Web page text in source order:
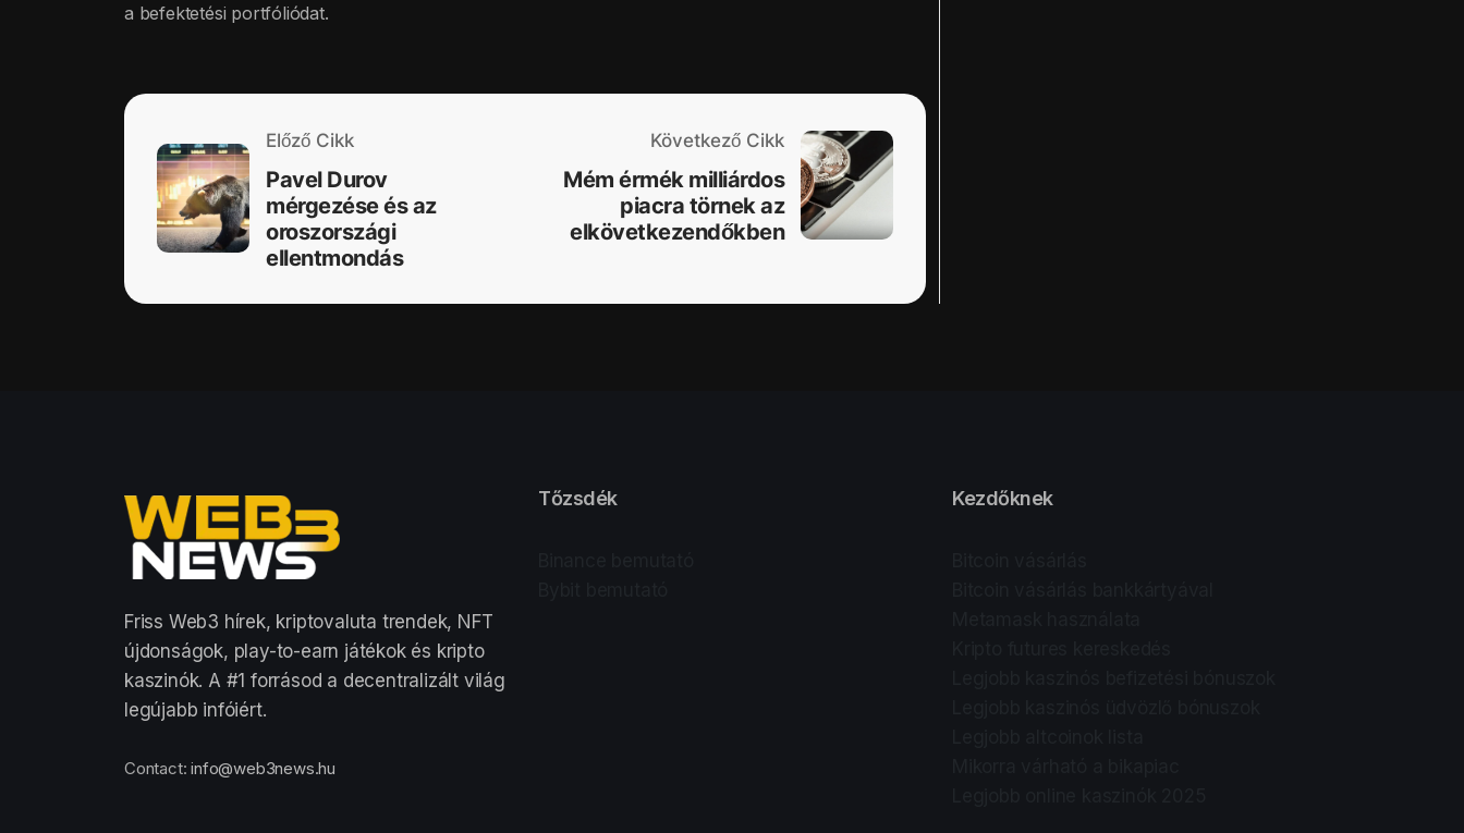
a befektetési portfóliódat.
Előző Cikk
Pavel Durov
mérgezése és az
oroszországi
ellentmondás
Következő Cikk
Mém érmék milliárdos
piacra törnek az
elkövetkezendőkben
Friss Web3 hírek, kriptovaluta trendek, NFT
újdonságok, play-to-earn játékok és kripto
kaszinók. A #1 forrásod a decentralizált világ
legújabb infóiért.
Contact:info@web3news.hu
Tőzsdék Kezdőknek